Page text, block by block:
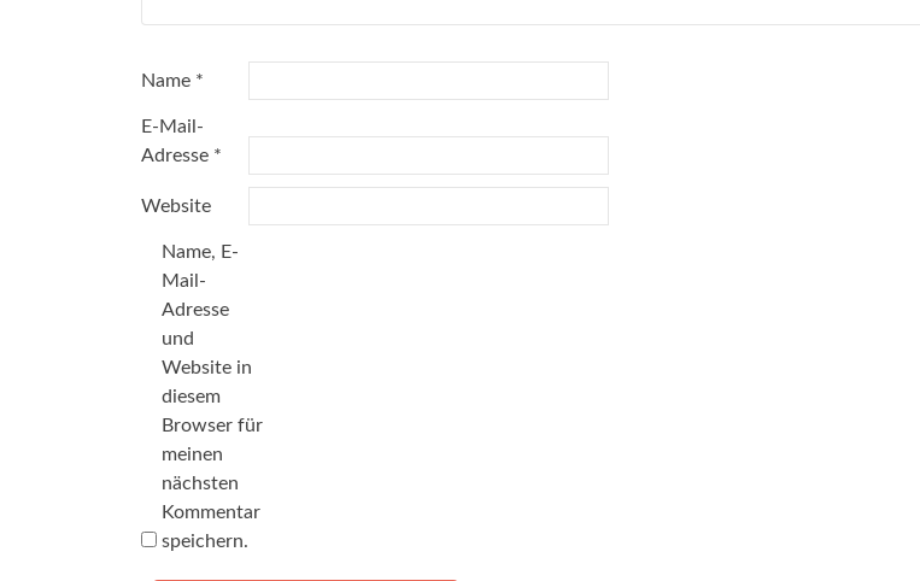
Name *
E-Mail-
Adresse *
Website
Name, E-
Mail-
Adresse
und
Website in
diesem
Browser für
meinen
nächsten
Kommentar
speichern.